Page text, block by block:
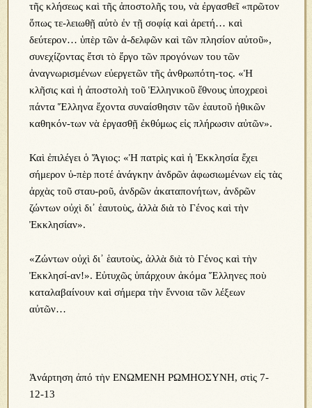
τῆς κλήσεως καὶ τῆς ἀποστολῆς του, νὰ ἐργασθεῖ «πρῶτον
ὅπως τε-λειωθῇ αὐτὸ ἐν τῇ σοφίᾳ καὶ ἀρετή… καὶ
δεύτερον… ὑπὲρ τῶν ἀ-δελφῶν καὶ τῶν πλησίον αὐτοῦ»,
συνεχίζοντας ἔτσι τὸ ἔργο τῶν προγόνων του τῶν
ἀναγνωρισμένων εὐεργετῶν τῆς ἀνθρωπότη-τος. «Ἡ
κλῆσις καὶ ἡ ἀποστολὴ τοῦ Ἑλληνικοῦ ἔθνους ὑποχρεοὶ
πάντα Ἕλληνα ἔχοντα συναίσθησιν τῶν ἑαυτοῦ ἠθικῶν
καθηκόν-των νὰ ἐργασθῇ ἐκθύμως εἰς πλήρωσιν αὐτῶν».
Καὶ ἐπιλέγει ὁ Ἅγιος: «Ἡ πατρὶς καὶ ἡ Ἐκκλησία ἔχει
σήμερον ὑ-πὲρ ποτέ ἀνάγκην ἀνδρῶν ἀφωσιωμένων εἰς τὰς
ἀρχὰς τοῦ σταυ-ροῦ, ἀνδρῶν ἀκαταπονήτων, ἀνδρῶν
ζώντων οὐχὶ δι᾿ ἑαυτοὺς, ἀλλὰ διὰ τὸ Γένος καὶ τὴν
Ἐκκλησίαν».
«Ζώντων οὐχὶ δι᾿ ἑαυτοὺς, ἀλλὰ διὰ τὸ Γένος καὶ τὴν
Ἐκκλησί-αν!». Εὐτυχῶς ὑπάρχουν ἀκόμα Ἕλληνες ποὺ
καταλαβαίνουν καὶ σήμερα τὴν ἔννοια τῶν λέξεων
αὐτῶν…
Ἀνάρτηση ἀπό τὴν ΕΝΩΜΕΝΗ ΡΩΜΗΟΣΥΝΗ, στὶς 7-
12-13